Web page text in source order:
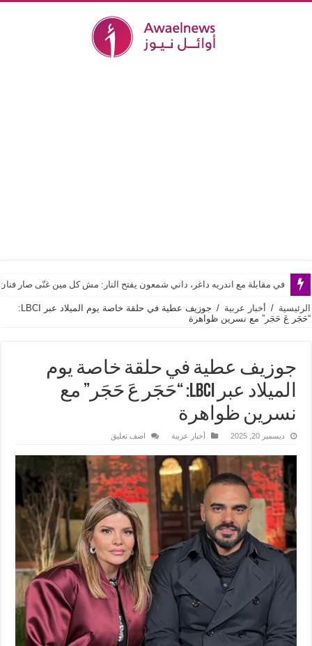
في مقابلة مع اندريه داغر، داني شمعون يفتح النار: مش كل مين غنّى صار
الرئيسية / أخبار عربية /
جوزيف عطية في حلقة خاصة يوم الميلاد عبر LBCI:
“حَجَر عَ حَجَر” مع نسرين ظواهرة
جوزيف عطية في حلقة خاصة يوم
الميلاد عبر LBCI: “حَجَر عَ حَجَر” مع
نسرين ظواهرة
ديسمبر 20, 2025 أخبار عربية اضف تعليق